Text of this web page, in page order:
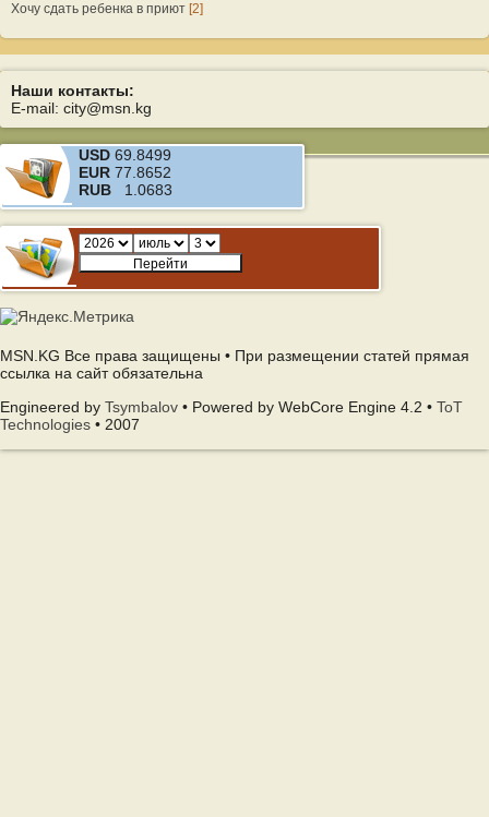
Хочу сдать ребенка в приют [2]
Наши контакты:
E-mail: city@msn.kg
USD 69.8499
EUR 77.8652
RUB 1.0683
MSN.KG Все права защищены • При размещении статей прямая
ссылка на сайт обязательна
Engineered by Tsymbalov • Powered by WebCore Engine 4.2 • ToT
Technologies • 2007